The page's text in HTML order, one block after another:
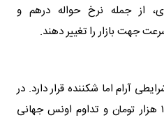
از جمله نرخ حواله درهم و
جهت بازار را تغییر دهند.
آرام اما شکننده قرار دارد. در
صورت تثبیت نرخ دلار بالای ۱۰۸ هزار تومان و تداوم اونس جهانی